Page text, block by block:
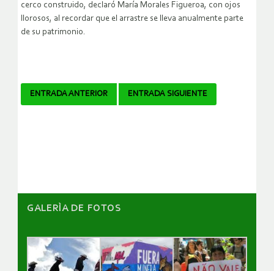
cerco construido, declaró María Morales Figueroa, con ojos
llorosos, al recordar que el arrastre se lleva anualmente parte
de su patrimonio.
Navegador
ENTRADA ANTERIOR ENTRADA SIGUIENTE
GALERÌA DE FOTOS